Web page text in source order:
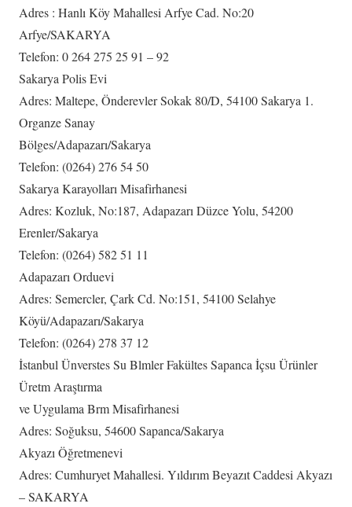
Adres : Hanlı Köy Mahallesi Arfye Cad. No:20
Arfye/SAKARYA
Telefon: 0 264 275 25 91 – 92
Sakarya Polis Evi
Adres: Maltepe, Önderevler Sokak 80/D, 54100 Sakarya 1.
Organze Sanay
Bölges/Adapazarı/Sakarya
Telefon: (0264) 276 54 50
Sakarya Karayolları Misafirhanesi
Adres: Kozluk, No:187, Adapazarı Düzce Yolu, 54200
Erenler/Sakarya
Telefon: (0264) 582 51 11
Adapazarı Orduevi
Adres: Semercler, Çark Cd. No:151, 54100 Selahye
Köyü/Adapazarı/Sakarya
Telefon: (0264) 278 37 12
İstanbul Ünverstes Su Blmler Fakültes Sapanca İçsu Ürünler
Üretm Araştırma
ve Uygulama Brm Misafirhanesi
Adres: Soğuksu, 54600 Sapanca/Sakarya
Akyazı Öğretmenevi
Adres: Cumhuryet Mahallesi. Yıldırım Beyazıt Caddesi Akyazı
– SAKARYA